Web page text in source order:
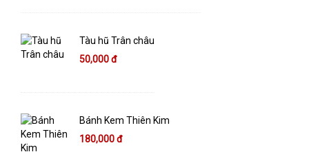
Tàu hũ Trân châu
50,000 đ
Bánh Kem Thiên Kim
180,000 đ